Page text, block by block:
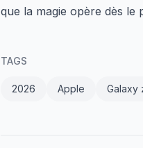
que la magie opère dès le
TAGS
2026 Apple Galaxy